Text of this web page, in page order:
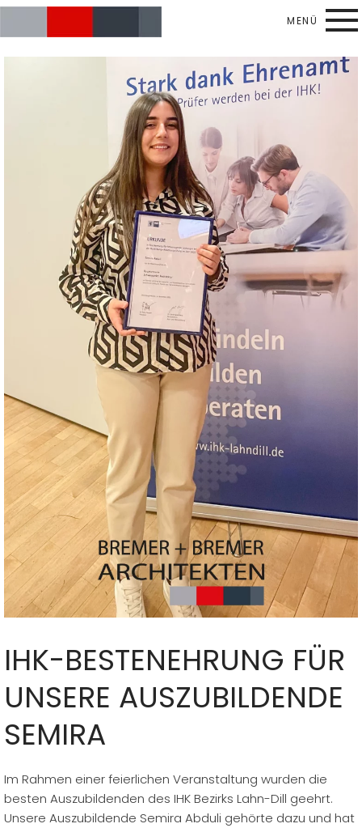
MENÜ
IHK-BESTENEHRUNG FÜR
UNSERE AUSZUBILDENDE
SEMIRA
Im Rahmen einer feierlichen Veranstaltung wurden die
besten Auszubildenden des IHK Bezirks Lahn-Dill geehrt.
Unsere Auszubildende Semira Abduli gehörte dazu und hat